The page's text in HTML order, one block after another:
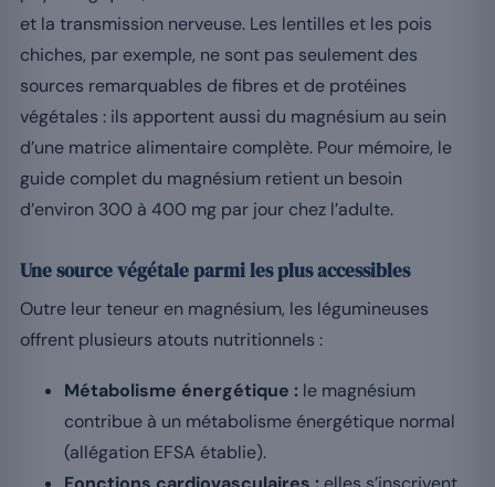
et la transmission nerveuse. Les lentilles et les pois
chiches, par exemple, ne sont pas seulement des
sources remarquables de fibres et de protéines
végétales : ils apportent aussi du magnésium au sein
d’une matrice alimentaire complète. Pour mémoire, le
guide complet du magnésium retient un besoin
d’environ 300 à 400 mg par jour chez l’adulte.
Une source végétale parmi les plus accessibles
Outre leur teneur en magnésium, les légumineuses
offrent plusieurs atouts nutritionnels :
Métabolisme énergétique : le magnésium
contribue à un métabolisme énergétique normal
(allégation EFSA établie).